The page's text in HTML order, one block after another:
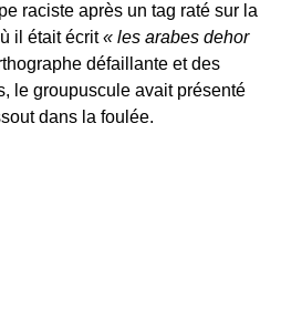
raciste après un tag raté sur la
il était écrit« les arabes dehor
défaillante et des
le groupuscule avait présenté
dans la foulée.